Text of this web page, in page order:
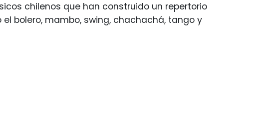
chilenos que han construido un repertorio
bolero, mambo, swing, chachachá, tango y